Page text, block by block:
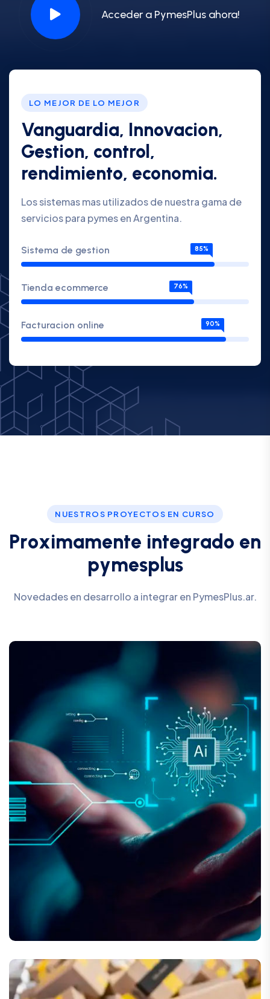
Acceder a PymesPlus ahora!
LO MEJOR DE LO MEJOR
Vanguardia, Innovacion,
Gestion, control,
rendimiento, economia.
Los sistemas mas utilizados de nuestra gama de
servicios para pymes en Argentina.
Sistema de gestion 85%
Tienda ecommerce 76%
Facturacion online 90%
NUESTROS PROYECTOS EN CURSO
Proximamente integrado en
pymesp us
Novedades en desarrollo a integrar en PymesPlus.ar.